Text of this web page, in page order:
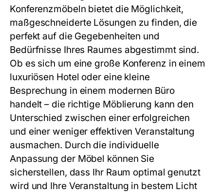
Konferenzmöbeln bietet die Möglichkeit,
maßgeschneiderte Lösungen zu finden, die
perfekt auf die Gegebenheiten und
Bedürfnisse Ihres Raumes abgestimmt sind.
Ob es sich um eine große Konferenz in einem
luxuriösen Hotel oder eine kleine
Besprechung in einem modernen Büro
handelt – die richtige Möblierung kann den
Unterschied zwischen einer erfolgreichen
und einer weniger effektiven Veranstaltung
ausmachen. Durch die individuelle
Anpassung der Möbel können Sie
sicherstellen, dass Ihr Raum optimal genutzt
wird und Ihre Veranstaltung in bestem Licht